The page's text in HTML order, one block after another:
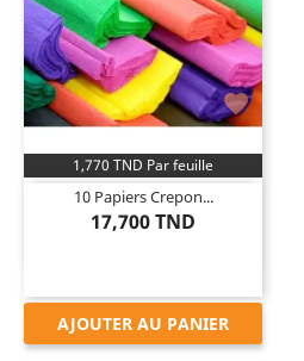

1,770 TND Par feuille
10 Papiers Crepon...
17,700 TND
AJOUTER AU PANIER